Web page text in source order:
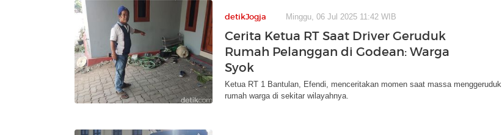
detikJogja Minggu, 06 Jul 2025 11:42 WIB
Cerita Ketua RT Saat Driver Geruduk
Rumah Pelanggan di Godean: Warga
Syok
Ketua RT 1 Bantulan, Efendi, menceritakan momen saat massa menggeruduk
rumah warga di sekitar wilayahnya.